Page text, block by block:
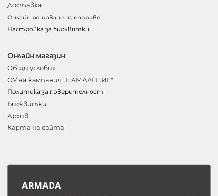
Доставка
Онлайн решаване на спорове
Настройка за бисквитки
Онлайн магазин
Общи условия
ОУ на кампания "НАМАЛЕНИЕ"
Политика за поверителност
Бисквитки
Архив
Карта на сайта
ARMADA